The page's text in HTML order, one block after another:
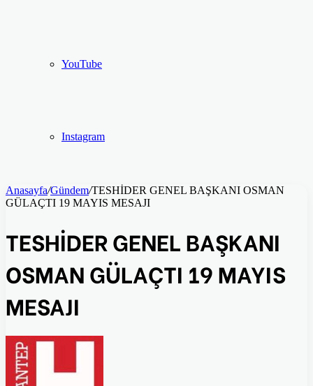
YouTube
Instagram
Anasayfa/Gündem/TESHİDER GENEL BAŞKANI OSMAN
GÜLAÇTI 19 MAYIS MESAJI
TESHİDER GENEL BAŞKANI
OSMAN GÜLAÇTI 19 MAYIS
MESAJI